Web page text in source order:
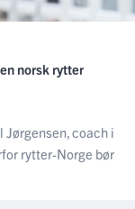
norsk rytter
Jørgensen, coach i
rytter-Norge bør